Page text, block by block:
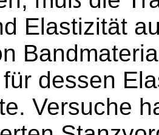
Elastizität
dessen
Versuche